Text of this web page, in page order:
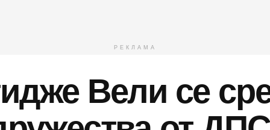
РЕКЛАМА
Вели се